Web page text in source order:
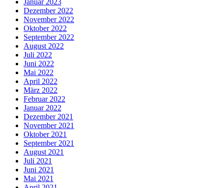
Dezember 2022
November 2022
Oktober 2022
September 2022
August 2022
Juli 2022
Juni 2022
Mai 2022
April 2022
März 2022
Februar 2022
Januar 2022
Dezember 2021
November 2021
Oktober 2021
September 2021
August 2021
Juli 2021
Juni 2021
Mai 2021